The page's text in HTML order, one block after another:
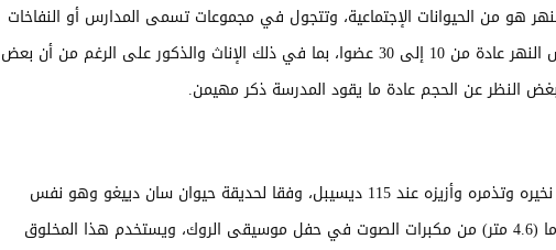
هو من الحيوانات الإجتماعية، وتتجول في مجموعات تسمى المدارس أو النفاخات
أو القرون أو الحصار، وتتكون مدارس فاس النهر عادة من 10 إلى 30 عضوا، بما في ذلك الإناث والذكور على الرغم من أن بعض
فرس النهر حيوان صاخب جدا، وتم قياس نخيره وتذمره وأزيزه عند 115 ديسيبل، وفقا لحديقة حيوان سان دييغو وهو نفس
الحجم تقريبا الذي تحصل عليه عند 15 قدما (4.6 متر) من مكبرات الصوت في حفل موسيقى الروك، ويستخدم هذا المخلوق